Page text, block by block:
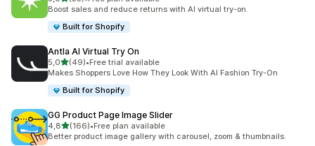
35 total de avaliações
Boost sales and reduce returns with AI virtual try-on.
Built for Shopify
Antla AI Virtual Try On
5,0de 5 estrelas
(49)
49 total de avaliações
•Free trial available
Makes Shoppers Love How They Look With AI Fashion Try-On
Built for Shopify
GG Product Page Image Slider
4,8de 5 estrelas
(166)
166 total de avaliações
•Free plan available
Better product image gallery with carousel, zoom & thumbnails.